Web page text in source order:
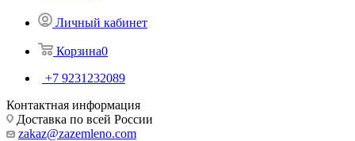
Личный кабинет
Корзина0
+7 9231232089
Контактная информация
Доставка по всей России
zakaz@zazemleno.com